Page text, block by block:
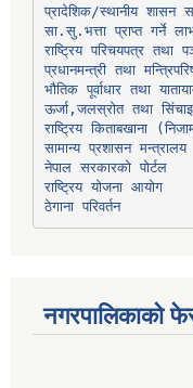
प्रादेशिक/स्थानीय शासन
प्रधानमन्त्री तथा
भौतिक पूर्वाधार तथा
ऊर्जा,जलस्रोत तथा
सामान्य प्रशासन मन्त्रालय
नेपाल सरकारको पोर्टल
राष्ट्रिय योजना आयोग
ठेगाना परिवर्तन
नगरपालिकाको